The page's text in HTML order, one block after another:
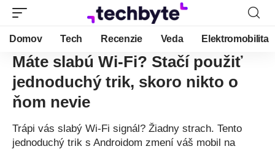
Domov Tech Recenzie Veda Elektromobilita
Máte slabú Wi-Fi? Stačí použiť
jednoduchý trik, skoro nikto o
ňom nevie
Trápi vás slabý Wi-Fi signál? Žiadny strach. Tento
jednoduchý trik s Androidom zmení váš mobil na